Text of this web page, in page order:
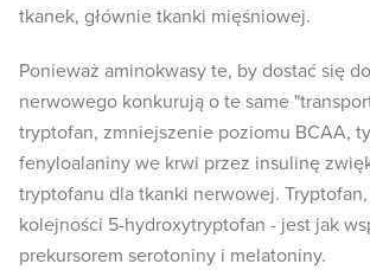
tkanek, głównie tkanki mięśniowej.
Ponieważ aminokwasy te, by dostać się
nerwowego konkurują o te same
tryptofan, zmniejszenie poziomu BCAA,
fenyloalaniny we krwi przez insulinę
tryptofanu dla tkanki nerwowej.
kolejności 5-hydroxytryptofan - jest jak
prekursorem serotoniny i melatoniny.